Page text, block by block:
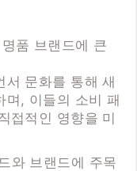
품 브랜드에 큰
서 문화를 통해 새
며, 이들의 소비 패
접적인 영향을 미
와 브랜드에 주목